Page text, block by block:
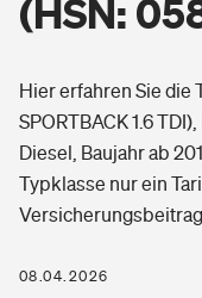
Arbeitsrechtsschutz
Zur Übersicht
Elementarversicherung
Freizeit
Pri­vate Haft­pflicht­
Gesundheit
Private
(HSN:
Hier erfahren Sie die
SPORTBACK 1.6
Diesel, Baujahr ab
Typklasse nur ein
08.04.2026